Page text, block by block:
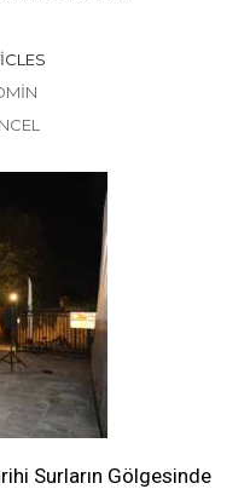
Surların Gölgesinde